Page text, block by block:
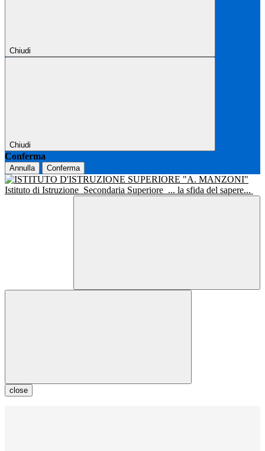
Chiudi
Chiudi
Conferma
Annulla Conferma
Istituto di Istruzione Secondaria Superiore ... la sfida del sapere...
close